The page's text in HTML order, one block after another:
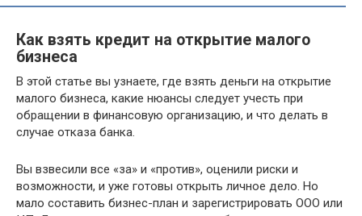
Как взять кредит на открытие малого
бизнеса
В этой статье вы узнаете, где взять деньги на открытие
малого бизнеса, какие нюансы следует учесть при
обращении в финансовую организацию, и что делать в
случае отказа банка.
Вы взвесили все «за» и «против», оценили риски и
возможности, и уже готовы открыть личное дело. Но
мало составить бизнес-план и зарегистрировать ООО или